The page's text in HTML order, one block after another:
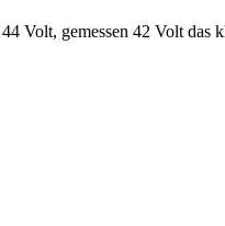
Volt, gemessen 42 Volt